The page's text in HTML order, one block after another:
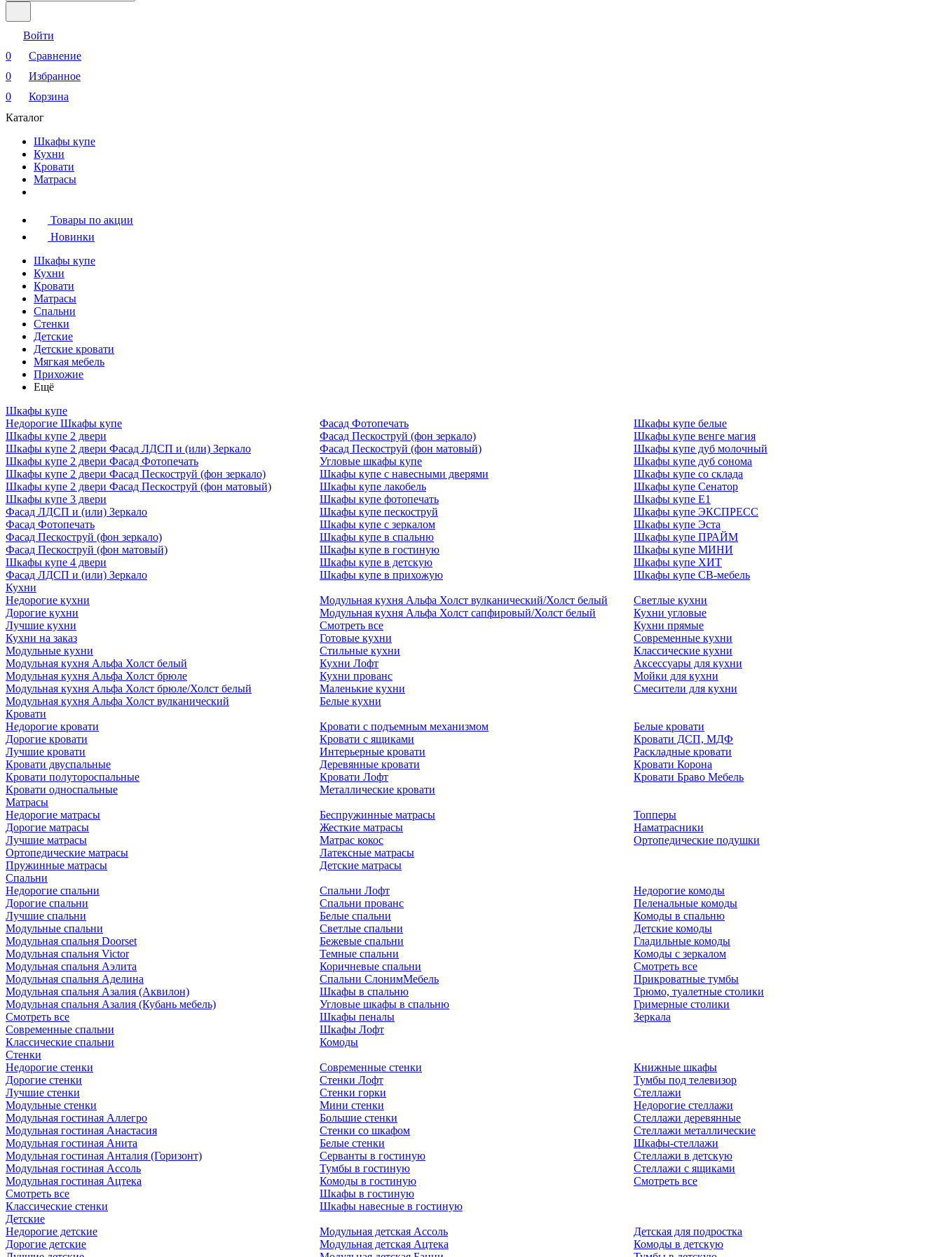
Войти
0
Сравнение
0
Избранное
0
Корзина
Каталог
Шкафы купе
Кухни
Кровати
Матрасы
Товары по акции
Новинки
Шкафы купе
Кухни
Кровати
Матрасы
Cпальни
Стенки
Детские
Детские кровати
Мягкая мебель
Прихожие
Ещё
Шкафы купе
Недорогие Шкафы купе
Шкафы купе 2 двери
Шкафы купе 2 двери Фасад ЛДСП и (или) Зеркало
Шкафы купе 2 двери Фасад Фотопечать
Шкафы купе 2 двери Фасад Пескоструй (фон зеркало)
Шкафы купе 2 двери Фасад Пескоструй (фон матовый)
Шкафы купе 3 двери
Фасад ЛДСП и (или) Зеркало
Фасад Фотопечать
Фасад Пескоструй (фон зеркало)
Фасад Пескоструй (фон матовый)
Шкафы купе 4 двери
Фасад ЛДСП и (или) Зеркало
Фасад Фотопечать
Фасад Пескоструй (фон зеркало)
Фасад Пескоструй (фон матовый)
Угловые шкафы купе
Шкафы купе с навесными дверями
Шкафы купе лакобель
Шкафы купе фотопечать
Шкафы купе пескоструй
Шкафы купе с зеркалом
Шкафы купе в спальню
Шкафы купе в гостиную
Шкафы купе в детскую
Шкафы купе в прихожую
Шкафы купе белые
Шкафы купе венге магия
Шкафы купе дуб молочный
Шкафы купе дуб сонома
Шкафы купе со склада
Шкафы купе Сенатор
Шкафы купе Е1
Шкафы купе ЭКСПРЕСС
Шкафы купе Эста
Шкафы купе ПРАЙМ
Шкафы купе МИНИ
Шкафы купе ХИТ
Шкафы купе СВ-мебель
Кухни
Недорогие кухни
Дорогие кухни
Лучшие кухни
Кухни на заказ
Модульные кухни
Модульная кухня Альфа Холст белый
Модульная кухня Альфа Холст брюле
Модульная кухня Альфа Холст брюле/Холст белый
Модульная кухня Альфа Холст вулканический
Модульная кухня Альфа Холст вулканический/Холст белый
Модульная кухня Альфа Холст сапфировый/Холст белый
Смотреть все
Готовые кухни
Стильные кухни
Кухни Лофт
Кухни прованс
Маленькие кухни
Белые кухни
Светлые кухни
Кухни угловые
Кухни прямые
Современные кухни
Классические кухни
Аксессуары для кухни
Мойки для кухни
Смесители для кухни
Кровати
Недорогие кровати
Дорогие кровати
Лучшие кровати
Кровати двуспальные
Кровати полутороспальные
Кровати односпальные
Кровати с подъемным механизмом
Кровати с ящиками
Интерьерные кровати
Деревянные кровати
Кровати Лофт
Металлические кровати
Белые кровати
Кровати ДСП, МДФ
Раскладные кровати
Кровати Корона
Кровати Браво Мебель
Матрасы
Недорогие матрасы
Дорогие матрасы
Лучшие матрасы
Ортопедические матрасы
Пружинные матрасы
Беспружинные матрасы
Жесткие матрасы
Матрас кокос
Латексные матрасы
Детские матрасы
Топперы
Наматрасники
Ортопедические подушки
Cпальни
Недорогие спальни
Дорогие спальни
Лучшие спальни
Модульные спальни
Модульная спальня Doorset
Модульная спальня Victor
Модульная спальня Аэлита
Модульная спальня Аделина
Модульная спальня Азалия (Аквилон)
Модульная спальня Азалия (Кубань мебель)
Смотреть все
Современные спальни
Классические спальни
Спальни Лофт
Спальни прованс
Белые спальни
Светлые спальни
Бежевые спальни
Темные спальни
Коричневые спальни
Спальни СлонимМебель
Шкафы в спальню
Угловые шкафы в спальню
Шкафы пеналы
Шкафы Лофт
Комоды
Недорогие комоды
Пеленальные комоды
Комоды в спальню
Детские комоды
Гладильные комоды
Комоды с зеркалом
Смотреть все
Прикроватные тумбы
Трюмо, туалетные столики
Гримерные столики
Зеркала
Стенки
Недорогие стенки
Дорогие стенки
Лучшие стенки
Модульные стенки
Модульная гостиная Аллегро
Модульная гостиная Анастасия
Модульная гостиная Анита
Модульная гостиная Анталия (Горизонт)
Модульная гостиная Ассоль
Модульная гостиная Ацтека
Смотреть все
Классические стенки
Современные стенки
Стенки Лофт
Стенки горки
Мини стенки
Большие стенки
Стенки со шкафом
Белые стенки
Серванты в гостиную
Тумбы в гостиную
Комоды в гостиную
Шкафы в гостиную
Шкафы навесные в гостиную
Книжные шкафы
Тумбы под телевизор
Стеллажи
Недорогие стеллажи
Стеллажи деревянные
Стеллажи металлические
Шкафы-стеллажи
Стеллажи в детскую
Стеллажи с ящиками
Смотреть все
Детские
Недорогие детские
Дорогие детские
Модульная детская Ассоль
Модульная детская Ацтека
Детская для подростка
Комоды в детскую